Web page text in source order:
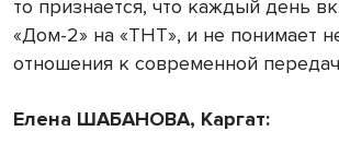
то признается, что каждый день
«Дом-2» на «ТНТ», и не понимает
отношения к современной
Елена ШАБАНОВА, Каргат: